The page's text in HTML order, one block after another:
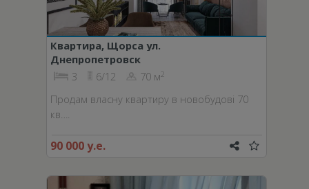
Квартира, Щорса ул.
Днепропетровск
3
6/12 70 м2
Продам власну квартиру в новобудові 70
кв….
90 000 у.е.